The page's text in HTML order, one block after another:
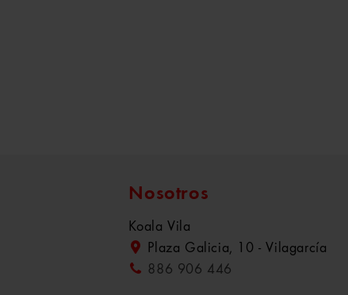
Nosotros
Koala Vila
Plaza Galicia, 10 - Vilagarcía
886 906 446